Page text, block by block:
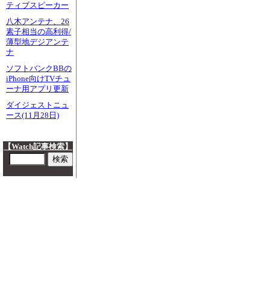
ティブスピーカー
八木アンテナ、26
素子相当の高利得/
薄型地デジアンテ
ナ
ソフトバンクBBの
iPhone向けTVチュ
ーナ用アプリ更新
ダイジェストニュ
ース(11月28日)
【Watch記事検索】